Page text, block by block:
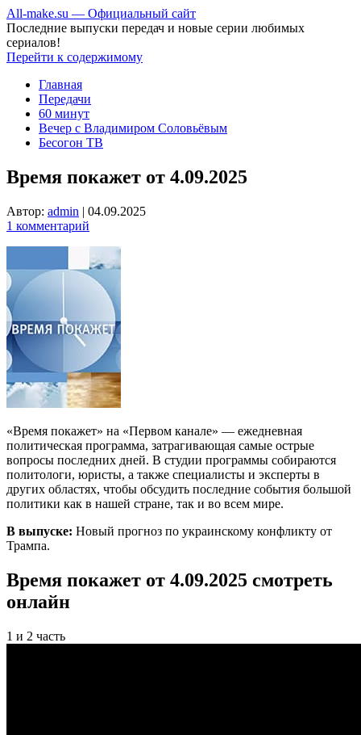
All-make.su — Официальный сайт
Последние выпуски передач и новые серии любимых
сериалов!
Перейти к содержимому
Главная
Передачи
60 минут
Вечер с Владимиром Соловьёвым
Бесогон ТВ
Время покажет от 4.09.2025
Автор: admin | 04.09.2025
1 комментарий
«Время покажет» на «Первом канале» — ежедневная
политическая программа, затрагивающая самые острые
вопросы последних дней. В студии программы собираются
политологи, юристы, а также специалисты и эксперты в
других областях, чтобы обсудить последние события большой
политики как в нашей стране, так и во всем мире.
В выпуске: Новый прогноз по украинскому конфликту от
Трампа.
Время покажет от 4.09.2025 смотреть
онлайн
1 и 2 часть